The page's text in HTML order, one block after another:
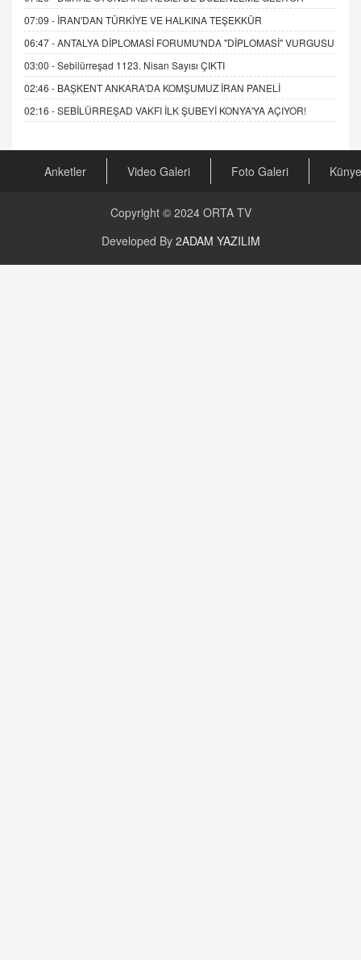
07:09 - İRAN'DAN TÜRKİYE VE HALKINA TEŞEKKÜR
06:47 -ANTALYA DİPLOMASİ FORUMU'NDA "DİPLOMASİ" VURGUSU
03:00 -Sebilürreşad 1123. Nisan Sayısı ÇIKTI
02:46 - BAŞKENT ANKARA'DA KOMŞUMUZ İRAN PANELİ
02:16 -SEBİLÜRREŞAD VAKFI İLK ŞUBEYİ KONYA'YA AÇIYOR!
Anketler Video Galeri Foto Galeri Künye
Copyright © 2024 ORTA TV
Developed By 2ADAM YAZILIM